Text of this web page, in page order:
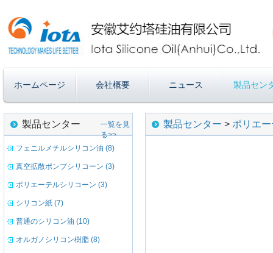
ホームページ 会社概要 ニュース 製品セン
製品センター
一覧を見
る>>
フェニルメチルシリコン油 (8)
真空拡散ポンプシリコーン (3)
ポリエーテルシリコーン (3)
シリコン紙 (7)
普通のシリコン油 (10)
オルガノシリコン樹脂 (8)
製品センター > ポリエ